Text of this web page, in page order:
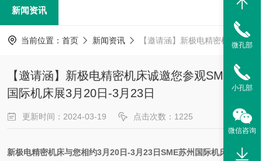
新闻资讯
当前位置： 首页 新闻资讯 【邀请涵】新极电精密机床诚邀您参观SME苏州国际机床展3月20日-3月23日
【邀请涵】新极电精密机床诚邀您参观SME苏州
国际机床展3月20日-3月23日
更新时间：2024-03-19 点击次数：1225
新极电精密机床与您相约3月20日-3月23日SME苏州国际机床展：
微孔部
小孔部
微信咨询